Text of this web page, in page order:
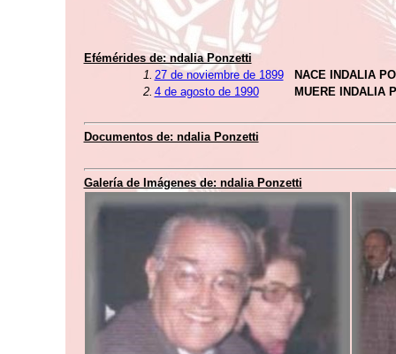
Efémérides de: ndalia Ponzetti
1. 27 de noviembre de 1899
NACE INDALIA
2. 4 de agosto de 1990 MUERE INDALIA
Documentos de: ndalia Ponzetti
Galería de Imágenes de: ndalia Ponzetti